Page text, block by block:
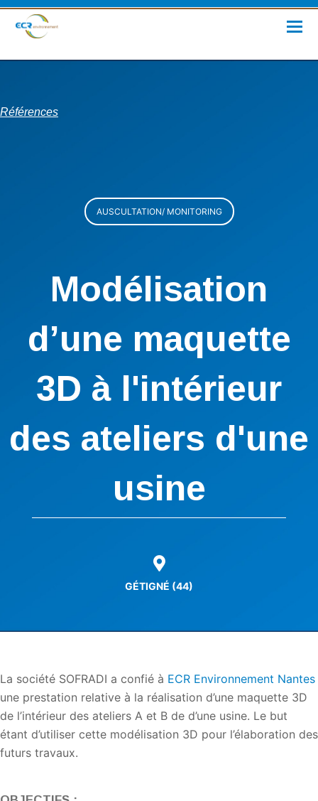
Références
AUSCULTATION/ MONITORING
Modélisation
d’une maquette
3D à l'intérieur
des ateliers d'une
usine
GÉTIGNÉ (44)
La société SOFRADI a confié à ECR Environnement Nantes
une prestation relative à la réalisation d’une maquette 3D
de l’intérieur des ateliers A et B de d’une usine. Le but
étant d’utiliser cette modélisation 3D pour l’élaboration des
futurs travaux.